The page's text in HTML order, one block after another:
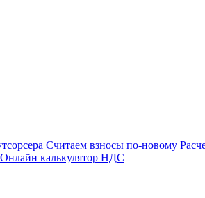
Считаем взносы по-новому
Онлайн калькулятор НДС